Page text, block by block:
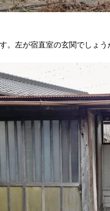
。左が宿直室の玄関でしょう